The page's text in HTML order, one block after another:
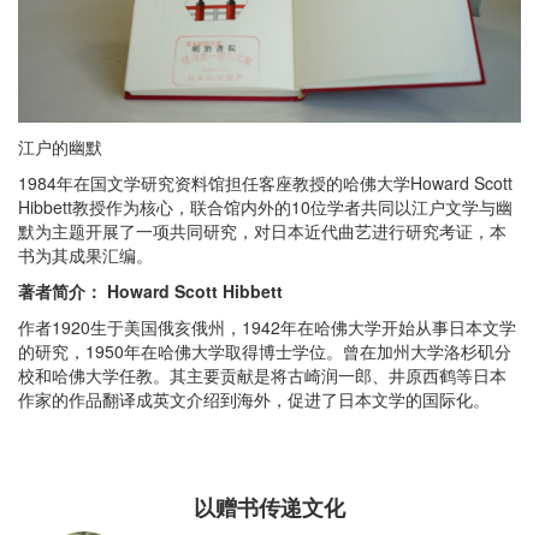
江户的幽默
1984年在国文学研究资料馆担任客座教授的哈佛大学Howard Scott
Hibbett教授作为核心，联合馆内外的10位学者共同以江户文学与幽
默为主题开展了一项共同研究，对日本近代曲艺进行研究考证，本
书为其成果汇编。
著者简介： Howard Scott Hibbett
作者1920生于美国俄亥俄州，1942年在哈佛大学开始从事日本文学
的研究，1950年在哈佛大学取得博士学位。曾在加州大学洛杉矶分
校和哈佛大学任教。其主要贡献是将古崎润一郎、井原西鹤等日本
作家的作品翻译成英文介绍到海外，促进了日本文学的国际化。
以赠书传递文化